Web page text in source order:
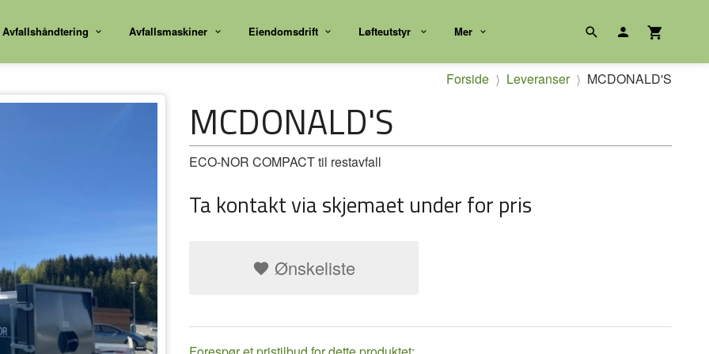
Avfallshåndtering Avfallsmaskiner Eiendomsdrift Løfteutstyr Mer
Forside Leveranser MCDONALD'S
MCDONALD'S
ECO-NOR COMPACT til restavfall
Ta kontakt via skjemaet under for pris
Ønskeliste